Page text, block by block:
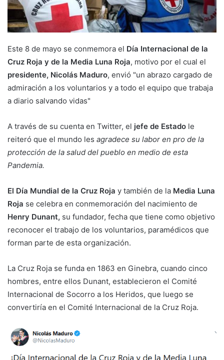
Este 8 de mayo se conmemora el Día Internacional de la
Cruz Roja y de la Media Luna Roja, motivo por el cual el
presidente, Nicolás Maduro, envió "un abrazo cargado de
admiración a los voluntarios y a todo el equipo que trabaja
a diario salvando vidas"
A través de su cuenta en Twitter, el jefe de Estado le
reiteró que el mundo les agradece su labor en pro de la
protección de la salud del pueblo en medio de esta
Pandemia.
El Día Mundial de la Cruz Roja y también de la Media Luna
Roja se celebra en conmemoración del nacimiento de
Henry Dunant, su fundador, fecha que tiene como objetivo
reconocer el trabajo de los voluntarios, paramédicos que
forman parte de esta organización.
La Cruz Roja se funda en 1863 en Ginebra, cuando cinco
hombres, entre ellos Dunant, establecieron el Comité
Internacional de Socorro a los Heridos, que luego se
convertiría en el Comité Internacional de la Cruz Roja.